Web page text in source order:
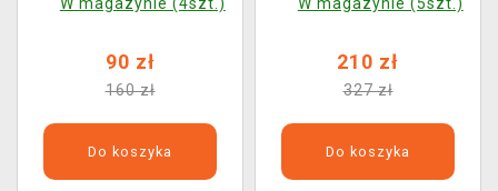
90 zł
160 zł
Do koszyka
(Loungefly)
210 zł
327 zł
Do koszyka